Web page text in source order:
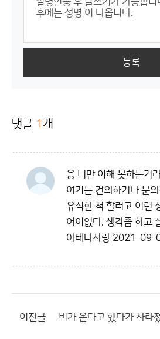
등록
댓글 1 개
응 너만 이해 못하는거
여기는 건의하거나 문
유식한 척 할러고 이런
어이없다. 생각좀 하고
아테나사랑 2021-09-
이전글